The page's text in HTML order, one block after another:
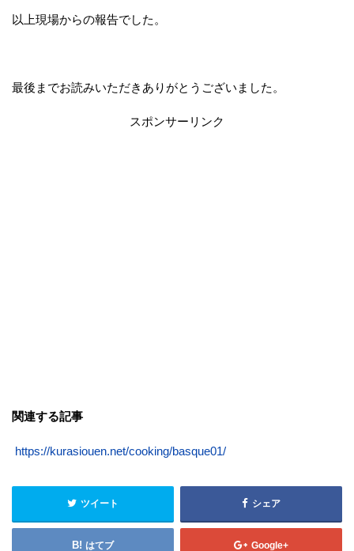
以上現場からの報告でした。
最後までお読みいただきありがとうございました。
スポンサーリンク
関連する記事
https://kurasiouen.net/cooking/basque01/
ツイート シェア
はてブ Google+